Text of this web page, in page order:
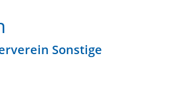
Sonstige